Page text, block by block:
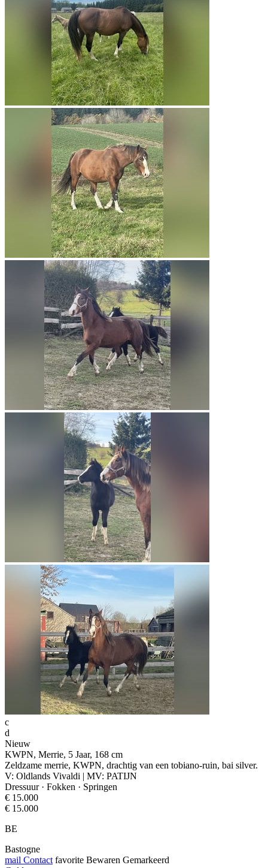
c
d
Nieuw
KWPN, Merrie, 5 Jaar, 168 cm
Zeldzame merrie, KWPN, drachtig van een tobiano-ruin, bai silver.
V: Oldlands Vivaldi | MV: PATIJN
Dressuur · Fokken · Springen
€ 15.000
€ 15.000
BE
Bastogne
mail Contact favorite Bewaren Gemarkeerd